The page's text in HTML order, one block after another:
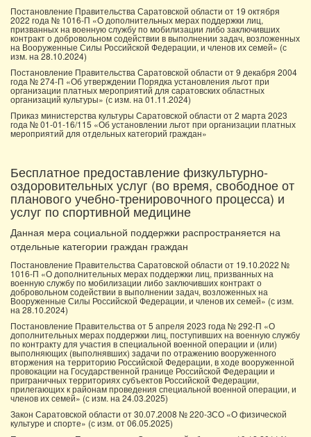
Постановление Правительства Саратовской области от 19 октября
2022 года № 1016-П «О дополнительных мерах поддержки лиц,
призванных на военную службу по мобилизации либо заключивших
контракт о добровольном содействии в выполнении задач, возложенных
на Вооруженные Силы Российской Федерации, и членов их семей» (с
изм. на 28.10.2024)
Постановление Правительства Саратовской области от 9 декабря 2004
года № 274-П «Об утверждении Порядка установления льгот при
организации платных мероприятий для саратовских областных
организаций культуры» (с изм. на 01.11.2024)
Приказ министерства культуры Саратовской области от 2 марта 2023
года № 01-01-16/115 «Об установлении льгот при организации платных
мероприятий для отдельных категорий граждан»
Бесплатное предоставление физкультурно-
оздоровительных услуг (во время, свободное от
планового учебно-тренировочного процесса) и
услуг по спортивной медицине
Данная мера социальной поддержки распространяется на
отдельные категории граждан граждан
Постановление Правительства Саратовской области от 19.10.2022 №
1016-П «О дополнительных мерах поддержки лиц, призванных на
военную службу по мобилизации либо заключивших контракт о
добровольном содействии в выполнении задач, возложенных на
Вооруженные Силы Российской Федерации, и членов их семей» (с изм.
на 28.10.2024)
Постановление Правительства от 5 апреля 2023 года № 292-П «О
дополнительных мерах поддержки лиц, поступивших на военную службу
по контракту для участия в специальной военной операции и (или)
выполняющих (выполнявших) задачи по отражению вооруженного
вторжения на территорию Российской Федерации, в ходе вооруженной
провокации на Государственной границе Российской Федерации и
приграничных территориях субъектов Российской Федерации,
прилегающих к районам проведения специальной военной операции, и
членов их семей» (с изм. на 24.03.2025)
Закон Саратовской области от 30.07.2008 № 220-ЗСО «О физической
культуре и спорте» (с изм. от 06.05.2025)